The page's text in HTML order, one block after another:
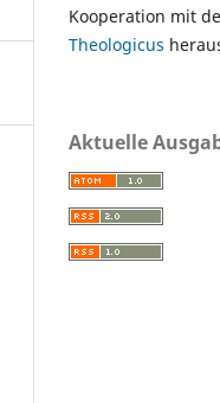
Kooperation mit
Theologicus
Aktuelle